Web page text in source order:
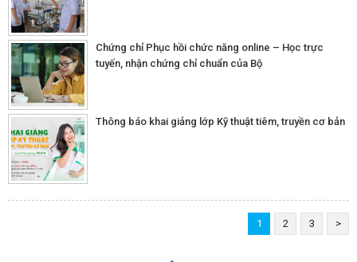
Chứng chỉ Phục hồi chức năng online – Học trực
tuyến, nhận chứng chỉ chuẩn của Bộ
Thông báo khai giảng lớp Kỹ thuật tiêm, truyền cơ bản
1 2 3 >